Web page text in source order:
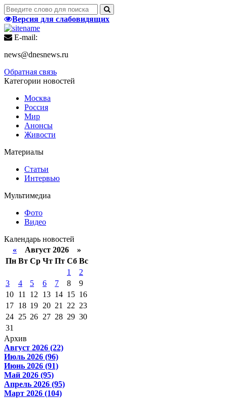
Версия для слабовидящих
E-mail:
news@dnesnews.ru
Обратная связь
Категории новостей
Москва
Россия
Мир
Анонсы
Живости
Материалы
Статьи
Интервью
Мультимедиа
Фото
Видео
Календарь новостей
« Август 2026 »
Пн Вт Ср Чт Пт Сб Вс
1
2
3
4 5 6 7 8
9
10 11 12 13 14 15 16
17 18 19 20 21 22 23
24 25 26 27 28 29 30
31
Архив
Август 2026 (22)
Июль 2026 (96)
Июнь 2026 (91)
Май 2026 (95)
Апрель 2026 (95)
Март 2026 (104)